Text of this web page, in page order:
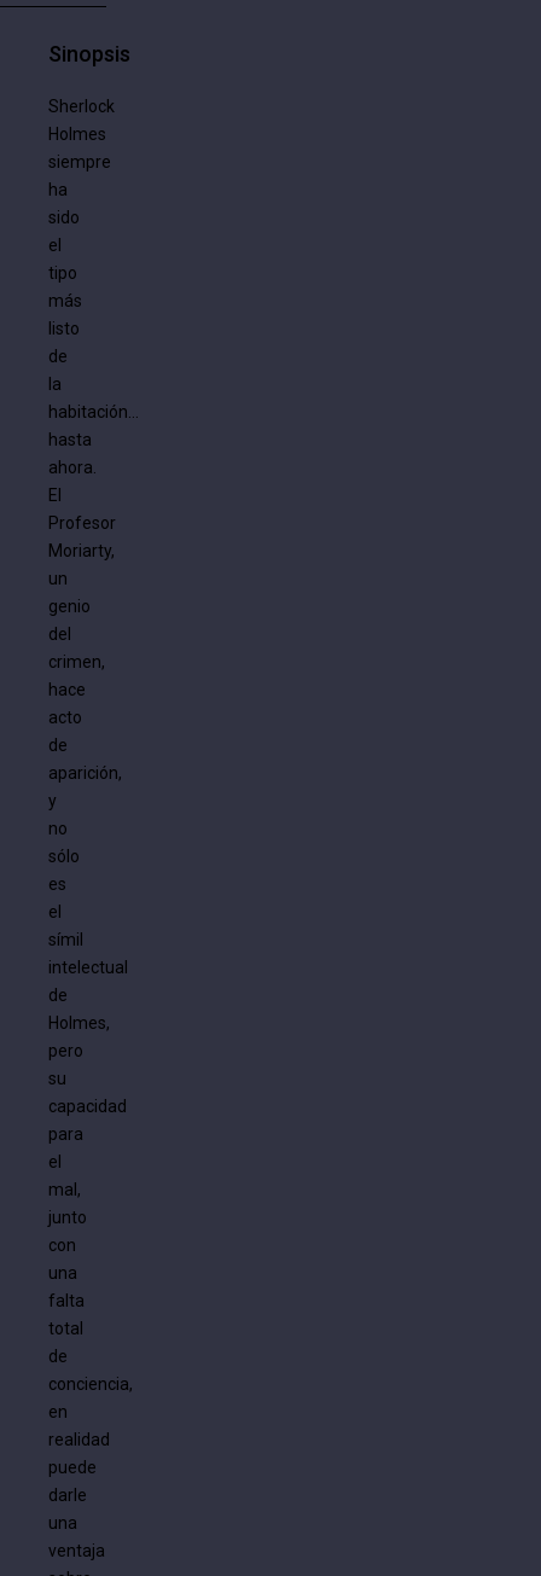
Sinopsis
Sherlock
Holmes
siempre
ha
sido
el
tipo
más
listo
de
la
habitación…
hasta
ahora.
El
Profesor
Moriarty,
un
genio
del
crimen,
hace
acto
de
aparición,
y
no
sólo
es
el
símil
intelectual
de
Holmes,
pero
su
capacidad
para
el
mal,
junto
con
una
falta
total
de
conciencia,
en
realidad
puede
darle
una
ventaja